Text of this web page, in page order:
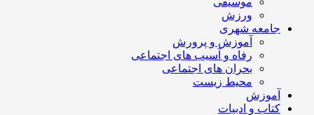
تهران
ورزش
جامعه شهری
آموزش و پرورش
رفاه و آسیب های اجتماعی
بحران های اجتماعی
محیط زیست
آموزش
کتاب و ادبیات